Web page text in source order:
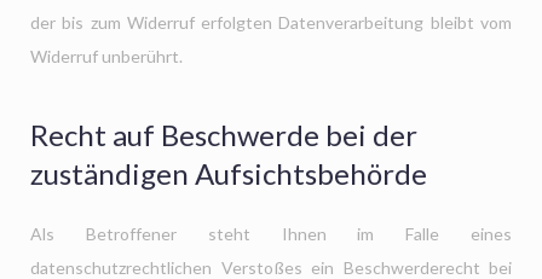
der bis zum Widerruf erfolgten Datenverarbeitung bleibt vom
Widerruf unberührt.
Recht auf Beschwerde bei der
zuständigen Aufsichtsbehörde
Als Betroffener steht Ihnen im Falle eines
datenschutzrechtlichen Verstoßes ein Beschwerderecht bei